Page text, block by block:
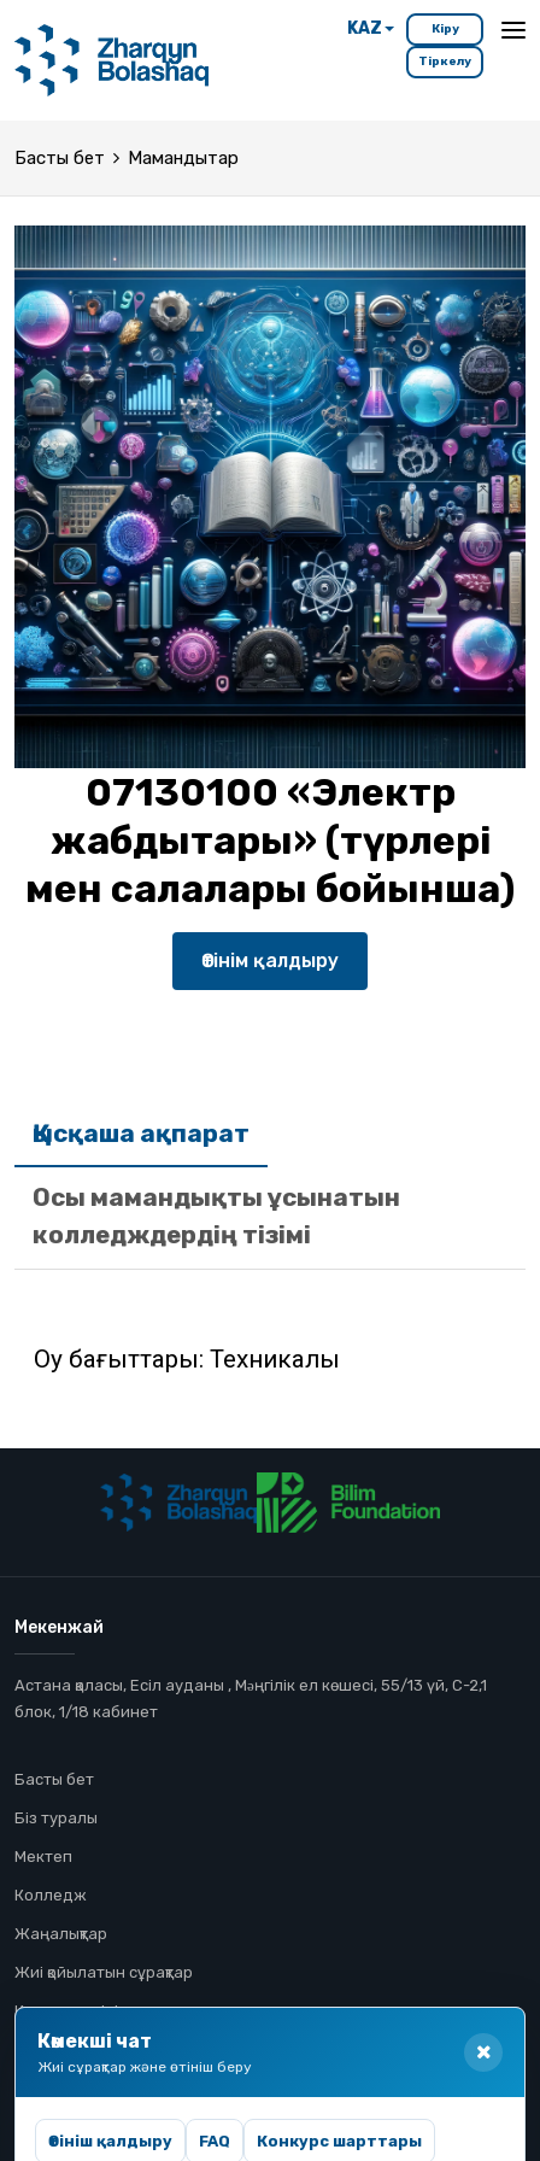
KAZ Кіру
Тіркелу
Басты бет Мамандықтар
07130100 «Электр
жабдықтары» (түрлері
мен салалары бойынша)
Өтінім қалдыру
Қысқаша ақпарат
Осы мамандықты ұсынатын
колледждердің тізімі
Оқу бағыттары: Техникалық
Мекенжай
Астана қаласы, Есіл ауданы , Мəңгілік ел көшесі, 55/13 үй, С-2,1
блок, 1/18 кабинет
Басты бет
Біз туралы
Мектеп
Колледж
Жаңалықтар
Жиі қойылатын сұрақтар
Конкурстық іріктеу
Үміткер жолы
Көмекші чат
Жиі сұрақтар және өтініш беру
Өтініш қалдыру FAQ Конкурс шарттары